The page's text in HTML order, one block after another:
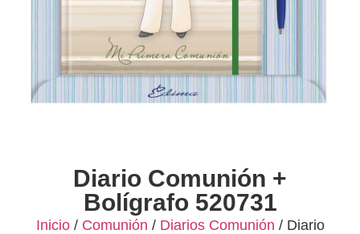
Diario Comunión +
Bolígrafo 520731
Inicio/ Comunión / Diarios Comunión / Diario